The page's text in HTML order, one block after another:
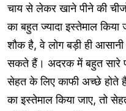
चाय से लेकर खाने पीने की
का बहुत ज्यादा इस्तेमाल किया
शौक है, वे लोग बड़ी ही
सकते हैं। अदरक में बहुत सारे
सेहत के लिए काफी अच्छे होते
का इस्तेमाल किया जाए, तो